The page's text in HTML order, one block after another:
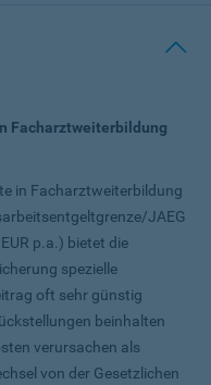
Facharztweiterbildung
in Facharztweiterbildung
JAEG
p.a.) bietet die
spezielle
oft sehr günstig
beinhalten
verursachen als
von der Gesetzlichen